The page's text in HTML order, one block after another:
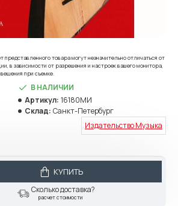
представленного товара могут незначительно отличаться от
в зависимости от разрешения и настроек вашего монитора,
при съемке.
В НАЛИЧИИ
Артикул: 16180МИ
Склад: Санкт-Петербург
Издательство Музыка
КУПИТЬ
Сколько доставка?
расчет стоимости